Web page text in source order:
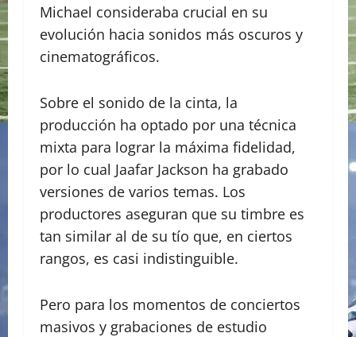
Michael consideraba crucial en su
evolución hacia sonidos más oscuros y
cinematográficos.
​​Sobre el sonido de la cinta, la
producción ha optado por una técnica
mixta para lograr la máxima fidelidad,
por lo cual Jaafar Jackson ha grabado
versiones de varios temas. Los
productores aseguran que su timbre es
tan similar al de su tío que, en ciertos
rangos, es casi indistinguible.
Pero para los momentos de conciertos
masivos y grabaciones de estudio